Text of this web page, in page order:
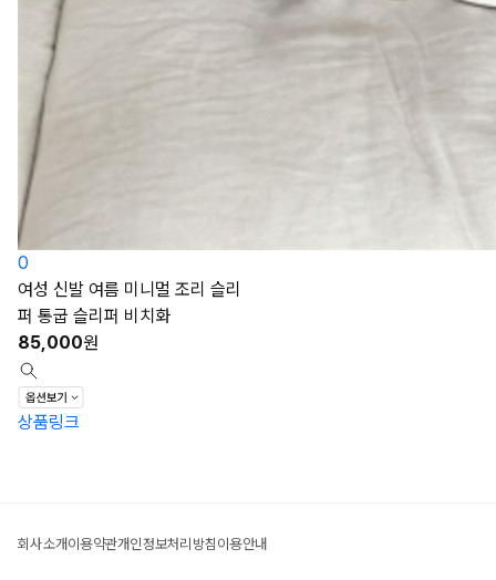
0
여성 신발 여름 미니멀 조리 슬리
퍼 통굽 슬리퍼 비치화
85,000원
상품링크
회사소개 이용약관개인정보처리방침 이용안내